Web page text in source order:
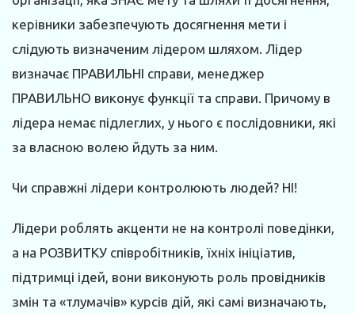
керівники забезпечують досягнення мети і
слідують визначеним лідером шляхом. Лідер
визначає ПРАВИЛЬНІ справи, менеджер
ПРАВИЛЬНО виконує функції та справи. Причому в
лідера немає підлеглих, у нього є послідовники, які
за власною волею йдуть за ним.
Чи справжні лідери контролюють людей? НІ!
Лідери роблять акценти не на контролі поведінки,
а на РОЗВИТКУ співробітників, їхніх ініціатив,
підтримці ідей, вони виконують роль провідників
змін та «тлумачів» курсів дій, які самі визначають,